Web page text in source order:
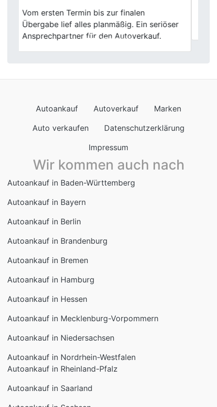
Alles super gelaufen. Fair und kompetent,
weiter so.
Wir kommen auch nach
Autoankauf in Baden-Württemberg
Autoankauf in Berlin
Autoankauf in Niedersachsen
Autoankauf in Rheinland-Pfalz